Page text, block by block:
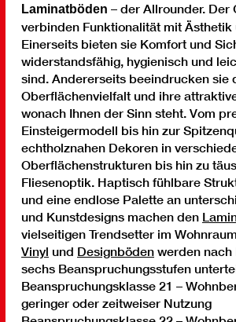
Laminatböden – der Allrounder. Der
verbinden Funktionalität mit Ästhetik
Einerseits bieten sie Komfort und
widerstandsfähig, hygienisch und
sind. Andererseits beeindrucken sie
Oberflächenvielfalt und ihre
wonach Ihnen der Sinn steht. Vom
Einsteigermodell bis hin zur
echtholznahen Dekoren in
Oberflächenstrukturen bis hin zu
Fliesenoptik. Haptisch fühlbare
und eine endlose Palette an
und Kunstdesigns machen den
vielseitigen Trendsetter im
Vinyl und Designböden werden nach
sechs Beanspruchungsstufen
Beanspruchungsklasse 21 –
geringer oder zeitweiser Nutzung